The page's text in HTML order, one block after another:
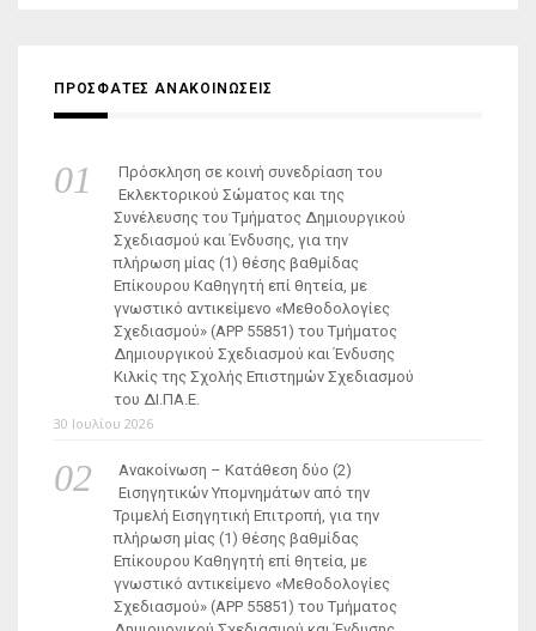
ΠΡΟΣΦΑΤΕΣ ΑΝΑΚΟΙΝΩΣΕΙΣ
Πρόσκληση σε κοινή συνεδρίαση του
Εκλεκτορικού Σώματος και της
Συνέλευσης του Τμήματος Δημιουργικού
Σχεδιασμού και Ένδυσης, για την
πλήρωση μίας (1) θέσης βαθμίδας
Επίκουρου Καθηγητή επί θητεία, με
γνωστικό αντικείμενο «Μεθοδολογίες
Σχεδιασμού» (ΑΡΡ 55851) του Τμήματος
Δημιουργικού Σχεδιασμού και Ένδυσης
Κιλκίς της Σχολής Επιστημών Σχεδιασμού
του ΔΙ.ΠΑ.Ε.
30 Ιουλίου 2026
Ανακοίνωση – Κατάθεση δύο (2)
Εισηγητικών Υπομνημάτων από την
Τριμελή Εισηγητική Επιτροπή, για την
πλήρωση μίας (1) θέσης βαθμίδας
Επίκουρου Καθηγητή επί θητεία, με
γνωστικό αντικείμενο «Μεθοδολογίες
Σχεδιασμού» (ΑΡΡ 55851) του Τμήματος